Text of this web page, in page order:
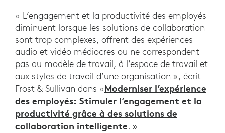
« L’engagement et la productivité des employés
diminuent lorsque les solutions de collaboration
sont trop complexes, offrent des expériences
audio et vidéo médiocres ou ne correspondent
pas au modèle de travail, à l’espace de travail et
aux styles de travail d’une organisation », écrit
Frost & Sullivan dans «Moderniser l’expérience
des employés: Stimuler l’engagement et la
productivité grâce à des solutions de
collaboration intelligente. »